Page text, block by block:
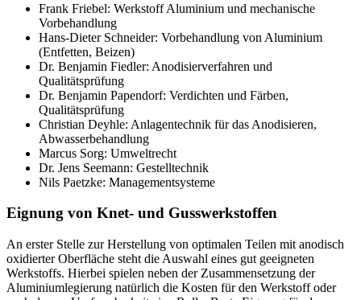
Frank Friebel: Werkstoff Aluminium und mechanische
Vorbehandlung
Hans-Dieter Schneider: Vorbehandlung von Aluminium
(Entfetten, Beizen)
Dr. Benjamin Fiedler: Anodisierverfahren und
Qualitätsprüfung
Dr. Benjamin Papendorf: Verdichten und Färben,
Qualitätsprüfung
Christian Deyhle: Anlagentechnik für das Anodisieren,
Abwasserbehandlung
Marcus Sorg: Umweltrecht
Dr. Jens Seemann: Gestelltechnik
Nils Paetzke: Managementsysteme
Eignung von Knet- und Gusswerkstoffen
An erster Stelle zur Herstellung von optimalen Teilen mit anodisch
oxidierter Oberfläche steht die Auswahl eines gut geeigneten
Werkstoffs. Hierbei spielen neben der Zusammensetzung der
Aluminiumlegierung natürlich die Kosten für den Werkstoff oder